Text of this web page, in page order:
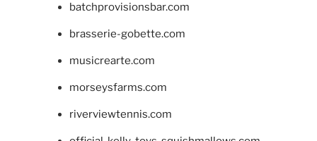
batchprovisionsbar.com
brasserie-gobette.com
musicrearte.com
morseysfarms.com
riverviewtennis.com